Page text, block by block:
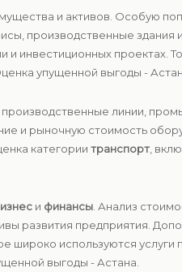
и активов. Особую
производственные здания
и инвестиционных проектах.
упущенной выгоды -
производственные линии,
и рыночную стоимость
категории транспорт ,
и финансы . Анализ
развития предприятия.
широко используются услуги
выгоды - Астана.